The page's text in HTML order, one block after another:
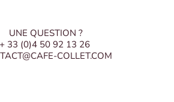
UNE QUESTION ?
+ 33 (0)4 50 92 13 26
COLLET.COM